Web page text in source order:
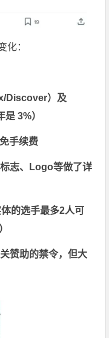
化：
Discover）及
是3%）
手续费
志、 Logo等做了详
的选手最多2人可
赞助的禁令，但大